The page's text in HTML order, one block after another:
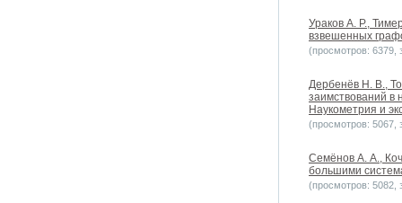
Ураков А. Р.,
взвешенных
(просмотров: 6379,
Дербенёв Н. В.,
заимствований в
Наукометрия и
(просмотров: 5067,
Семёнов А. А.,
большими
(просмотров: 5082,